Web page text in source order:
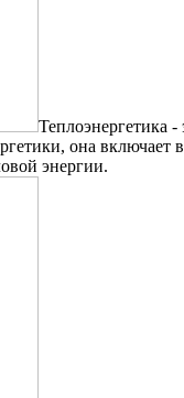
Теплоэнергетика -
она включает
энергии.